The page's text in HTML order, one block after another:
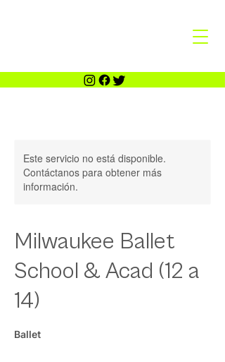
Este servicio no está disponible.
Contáctanos para obtener más
información.
Milwaukee Ballet
School & Acad (12 a
14)
Ballet